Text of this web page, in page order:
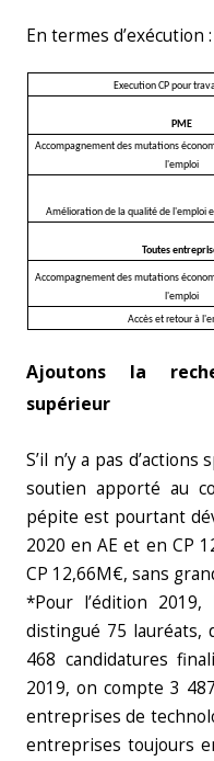
En termes d’exécution :
Execution CP pour
PME
Accompagnement des mutations
l'emploi
Amélioration de la qualité de l'emploi
Toutes
Accompagnement des mutations
l'emploi
Accès et retour à
Ajoutons la
supérieur
S’il n’y a pas
soutien apporté au
pépite est pourtant
2020 en AE et en CP
CP 12,66M€, sans
*Pour l’édition
distingué 75 lauréats,
468 candidatures
2019, on compte 3
entreprises de
entreprises toujours